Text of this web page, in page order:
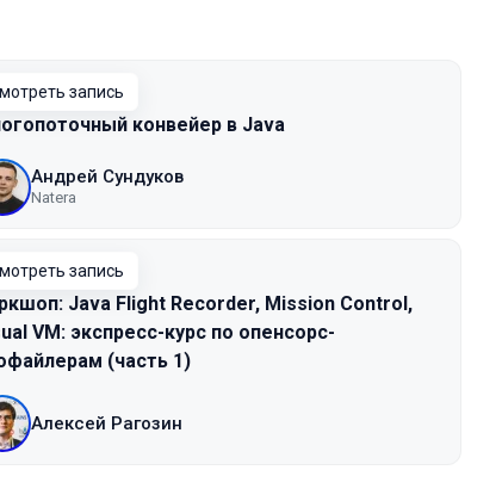
запись
конвейер в Java
Андрей Сундуков
Natera
запись
Java Flight Recorder, Mission Control,
VM: экспресс-курс по опенсорс-
(часть 1)
Алексей Рагозин